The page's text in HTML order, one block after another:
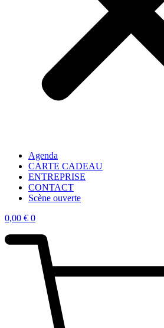
Agenda
CARTE CADEAU
ENTREPRISE
CONTACT
Scène ouverte
0,00 € 0